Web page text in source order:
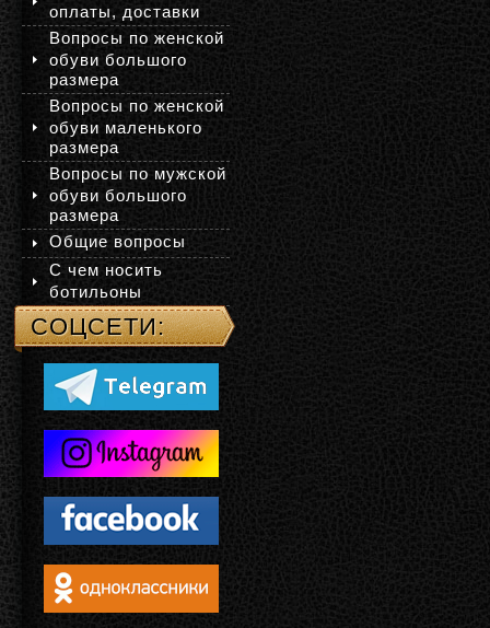
оплаты, доставки
Вопросы по женской
обуви большого
размера
Вопросы по женской
обуви маленького
размера
Вопросы по мужской
обуви большого
размера
Общие вопросы
С чем носить
ботильоны
СОЦСЕТИ: